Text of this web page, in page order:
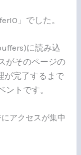
」でした。
に読み込
がそのページの
が完了するまで
トです。
アクセスが集中